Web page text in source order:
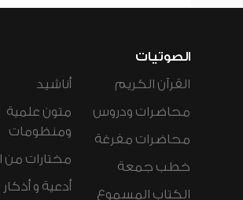
الصوتيات
القرآن الكريم
محاضرات ودروس
محاضرات مفرغة
خطب جمعة
الكتاب المسموع
أناشيد
متون علمية
ومنظومات
مختارات من
أدعية و أذكار